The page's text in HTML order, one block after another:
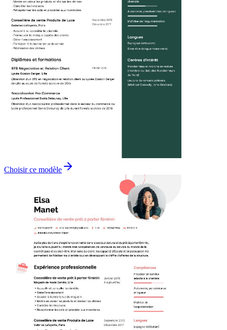
Choisir ce modèle